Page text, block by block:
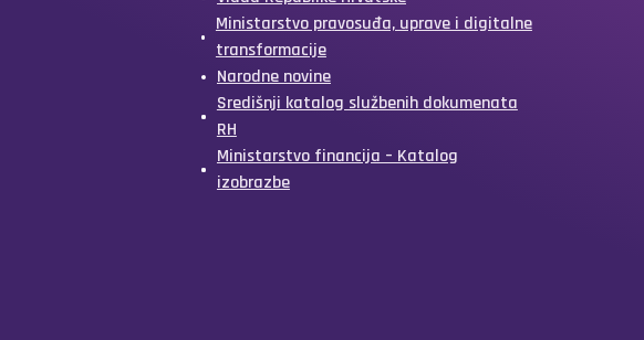
Ministarstvo pravosuđa, uprave i digitalne
transformacije
Narodne novine
Središnji katalog službenih dokumenata
RH
Ministarstvo financija – Katalog
izobrazbe